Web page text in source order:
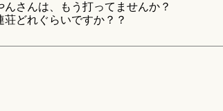
んさんは、もう打ってませんか？
荘どれぐらいですか？？